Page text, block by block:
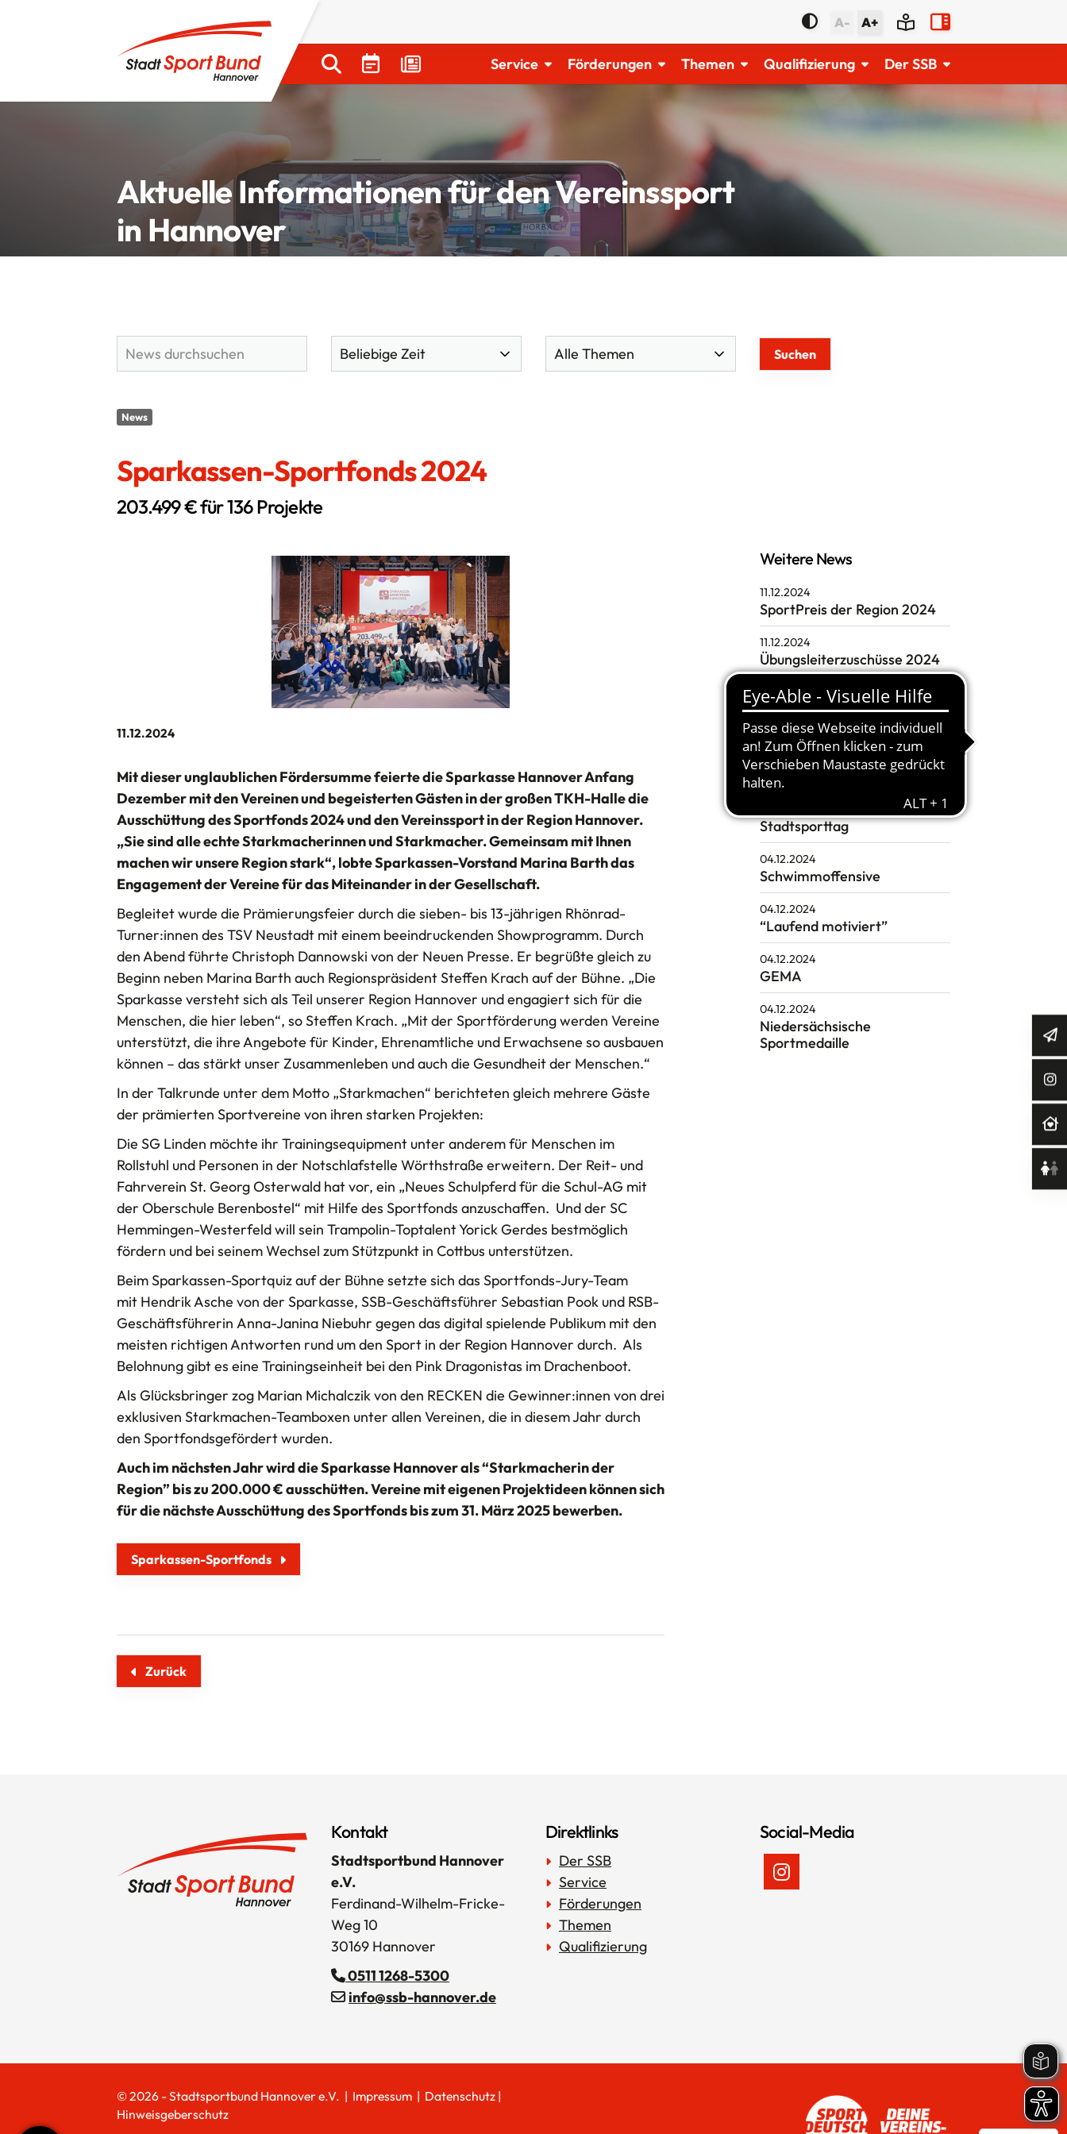
A- A+
Service Förderungen Themen Qualifizierung Der SSB
Aktuelle Informationen für den Vereinssport
in Hannover
News
Sparkassen-Sportfonds 2024
203.499 € für 136 Projekte
11.12.2024
Mit dieser unglaublichen Fördersumme feierte die Sparkasse Hannover Anfang
Dezember mit den Vereinen und begeisterten Gästen in der großen TKH-Halle die
Ausschüttung des Sportfonds 2024 und den Vereinssport in der Region Hannover.
„Sie sind alle echte Starkmacherinnen und Starkmacher. Gemeinsam mit Ihnen
machen wir unsere Region stark“, lobte Sparkassen-Vorstand Marina Barth das
Engagement der Vereine für das Miteinander in der Gesellschaft.
Begleitet wurde die Prämierungsfeier durch die sieben- bis 13-jährigen Rhönrad-
Turner:innen des TSV Neustadt mit einem beeindruckenden Showprogramm. Durch
den Abend führte Christoph Dannowski von der Neuen Presse. Er begrüßte gleich zu
Beginn neben Marina Barth auch Regionspräsident Steffen Krach auf der Bühne. „Die
Sparkasse versteht sich als Teil unserer Region Hannover und engagiert sich für die
Menschen, die hier leben“, so Steffen Krach. „Mit der Sportförderung werden Vereine
unterstützt, die ihre Angebote für Kinder, Ehrenamtliche und Erwachsene so ausbauen
können – das stärkt unser Zusammenleben und auch die Gesundheit der Menschen.“
In der Talkrunde unter dem Motto „Starkmachen“ berichteten gleich mehrere Gäste
der prämierten Sportvereine von ihren starken Projekten:
Die SG Linden möchte ihr Trainingsequipment unter anderem für Menschen im
Rollstuhl und Personen in der Notschlafstelle Wörthstraße erweitern. Der Reit- und
Fahrverein St. Georg Osterwald hat vor, ein „Neues Schulpferd für die Schul-AG mit
der Oberschule Berenbostel“ mit Hilfe des Sportfonds anzuschaffen. Und der SC
Hemmingen-Westerfeld will sein Trampolin-Toptalent Yorick Gerdes bestmöglich
fördern und bei seinem Wechsel zum Stützpunkt in Cottbus unterstützen.
Beim Sparkassen-Sportquiz auf der Bühne setzte sich das Sportfonds-Jury-Team
mit Hendrik Asche von der Sparkasse, SSB-Geschäftsführer Sebastian Pook und RSB-
Geschäftsführerin Anna-Janina Niebuhr gegen das digital spielende Publikum mit den
meisten richtigen Antworten rund um den Sport in der Region Hannover durch. Als
Belohnung gibt es eine Trainingseinheit bei den Pink Dragonistas im Drachenboot.
Als Glücksbringer zog Marian Michalczik von den RECKEN die Gewinner:innen von drei
exklusiven Starkmachen-Teamboxen unter allen Vereinen, die in diesem Jahr durch
den Sportfondsgefördert wurden.
Auch im nächsten Jahr wird die Sparkasse Hannover als “Starkmacherin der
Region” bis zu 200.000 € ausschütten. Vereine mit eigenen Projektideen können sich
für die nächste Ausschüttung des Sportfonds bis zum 31. März 2025 bewerben.
Sparkassen-Sportfonds
Zurück
Weitere News
11.12.2024
SportPreis der Region 2024
11.12.2024
Übungsleiterzuschüsse 2024
11.12.2024
ADAC Marathon 2025
11.12.2024
Schwimmoffensive
11.12.2024
Stadtsporttag
04.12.2024
Schwimmoffensive
04.12.2024
“Laufend motiviert”
04.12.2024
GEMA
04.12.2024
Niedersächsische
Sportmedaille
Kontakt
Stadtsportbund Hannover
e.V.
Ferdinand-Wilhelm-Fricke-
Weg 10
30169 Hannover
0511 1268-5300
info@ssb-hannover.de
Direktlinks
Der SSB
Service
Förderungen
Themen
Qualifizierung
Social-Media
© 2026 - Stadtsportbund Hannover e.V. | Impressum | Datenschutz |
Hinweisgeberschutz
Kontakt
Stadtsportbund Hannover e.V.
info@ssb-hannover.de
Direktlinks
Förderungen
Themen
Qualifizierung